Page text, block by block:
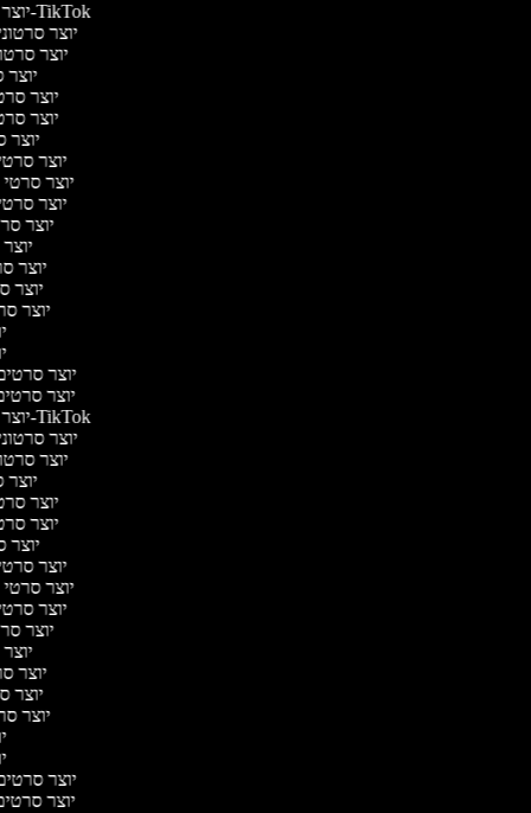
יוצר סרטונים ל-TikTok
יוצר
יוצר
יוצר
יוצר
יוצר
יוצר
יוצר
יוצר סרטי
יוצר
יוצר
יוצר
יוצר
יוצר
יוצר סרטים
יוצר
יוצר סרטונים ל-TikTok
יוצר
יוצר
יוצר
יוצר
יוצר
יוצר
יוצר
יוצר סרטי
יוצר
יוצר
יוצר
יוצר
יוצר
יוצר סרטים
יוצר